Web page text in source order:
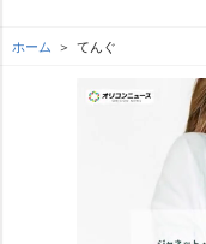
ホーム てんぐ